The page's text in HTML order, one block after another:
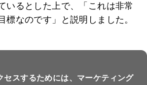
いるとした上で、「これは非常
標なのです」と説明しました。
セスするためには、マーケティング